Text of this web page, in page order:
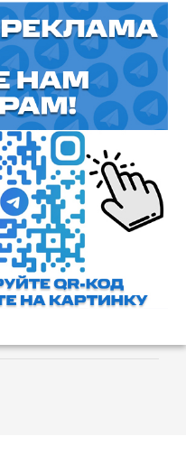
ОК ДЗЕН
соглашение
Любое
материалов
с согласия
с ссылкой на
сайт.